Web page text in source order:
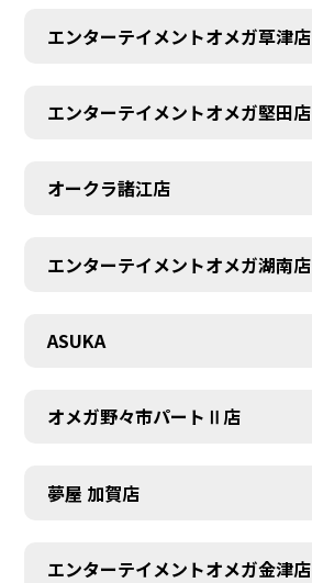
エンターテイメントオメガ草津店
エンターテイメントオメガ堅田店
オークラ諸江店
エンターテイメントオメガ湖南店
ASUKA
オメガ野々市パートⅡ店
夢屋 加賀店
エンターテイメントオメガ金津店